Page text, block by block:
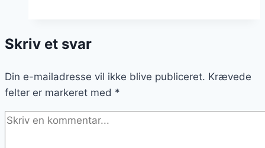
og
Skriv et svar
Din e-mailadresse vil ikke blive publiceret. Krævede
felter er markeret med *